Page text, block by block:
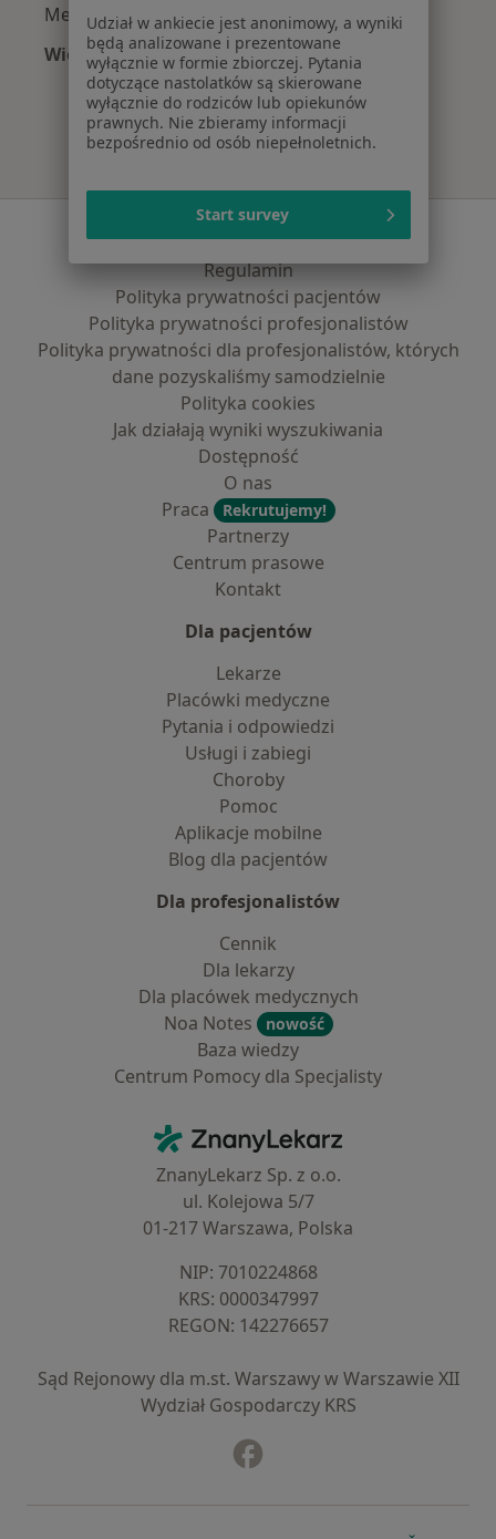
Menopauza w Nowym Sączu
Więcej (15)
Więcej w kategorii: Najczęście leczone
Serwis
Regulamin
Polityka prywatności pacjentów
Polityka prywatności profesjonalistów
Polityka prywatności dla profesjonalistów, których
dane pozyskaliśmy samodzielnie
Polityka cookies
Jak działają wyniki wyszukiwania
Dostępność
O nas
Praca
Rekrutujemy!
Partnerzy
Centrum prasowe
Kontakt
Dla pacjentów
Lekarze
Placówki medyczne
Pytania i odpowiedzi
Usługi i zabiegi
Choroby
Pomoc
Aplikacje mobilne
Blog dla pacjentów
Dla profesjonalistów
Cennik
Dla lekarzy
Dla placówek medycznych
Noa Notes
nowość
Baza wiedzy
Centrum Pomocy dla Specjalisty
ZnanyLekarz - Strona główna
ZnanyLekarz Sp. z o.o.
ul. Kolejowa 5/7
01-217 Warszawa, Polska
NIP: ⁠7010224868
KRS: ⁠0000347997
REGON: ⁠142276657
Sąd Rejonowy dla m.st. Warszawy w Warszawie XII
Wydział Gospodarczy KRS
Udział w ankiecie jest anonimowy, a wyniki
będą analizowane i prezentowane
wyłącznie w formie zbiorczej. Pytania
dotyczące nastolatków są skierowane
wyłącznie do rodziców lub opiekunów
prawnych. Nie zbieramy informacji
bezpośrednio od osób niepełnoletnich.
Start survey